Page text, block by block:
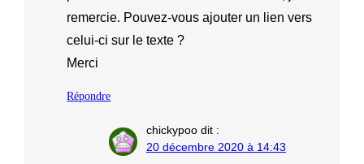
remercie. Pouvez-vous ajouter un lien vers
celui-ci sur le texte ?
Merci
Répondre
chickypoo dit :
20 décembre 2020 à 14:43